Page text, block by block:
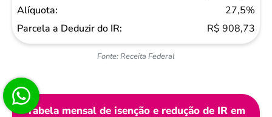
Fonte: Receita Federal
27,5%
R$ 908,73
Tabela mensal de isenção e redução de IR em